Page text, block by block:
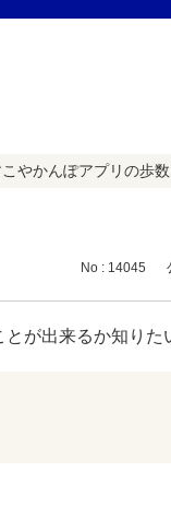
こやかんぽアプリの歩
No : 14045
が出来るか知りた